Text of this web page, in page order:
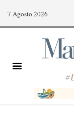
7 Agosto 2026
#